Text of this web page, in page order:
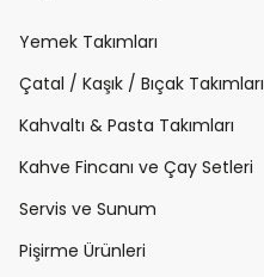
Yemek Takımları
Çatal / Kaşık / Bıçak Takımları
Kahvaltı & Pasta Takımları
Kahve Fincanı ve Çay Setleri
Servis ve Sunum
Pişirme Ürünleri